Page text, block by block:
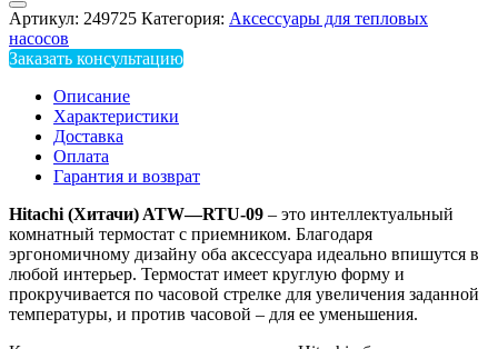
Артикул: 249725 Категория: Аксессуары для тепловых
насосов
Заказать консультацию
Описание
Характеристики
Доставка
Оплата
Гарантия и возврат
Hitachi (Хитачи) ATW—RTU-09 – это интеллектуальный
комнатный термостат с приемником. Благодаря
эргономичному дизайну оба аксессуара идеально впишутся в
любой интерьер. Термостат имеет круглую форму и
прокручивается по часовой стрелке для увеличения заданной
температуры, и против часовой – для ее уменьшения.